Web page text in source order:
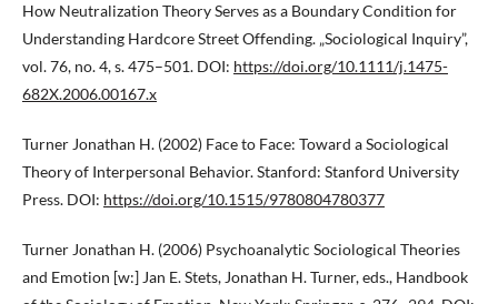
How Neutralization Theory Serves as a Boundary Condition for
Understanding Hardcore Street Offending. „Sociological Inquiry”,
vol. 76, no. 4, s. 475–501. DOI: https://doi.org/10.1111/j.1475-
682X.2006.00167.x
Turner Jonathan H. (2002) Face to Face: Toward a Sociological
Theory of Interpersonal Behavior. Stanford: Stanford University
Press. DOI: https://doi.org/10.1515/9780804780377
Turner Jonathan H. (2006) Psychoanalytic Sociological Theories
and Emotion [w:] Jan E. Stets, Jonathan H. Turner, eds., Handbook